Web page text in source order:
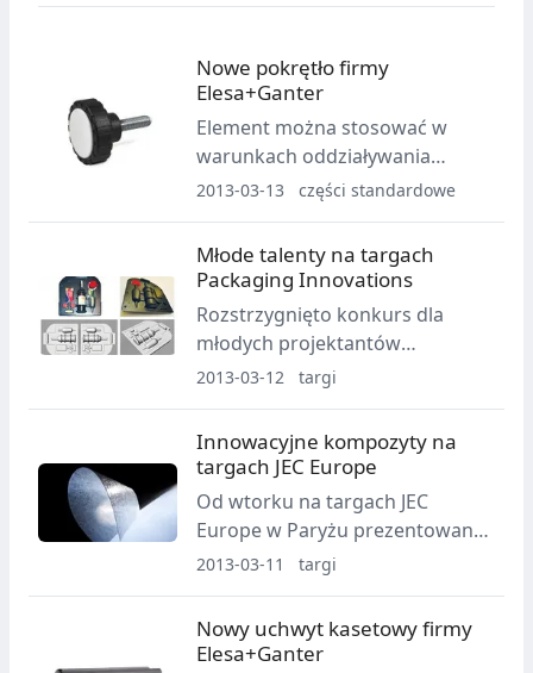
Nowe pokrętło firmy
Elesa+Ganter
Element można stosować w
warunkach oddziaływania
niekorzystnych czynników
chemicznych.
2013-03-13 części standardowe
Młode talenty na targach
Packaging Innovations
Rozstrzygnięto konkurs dla
młodych projektantów
opakowań. Ich prace zostaną
Packaging Innovations w
Warszawie.
2013-03-12 targi
Innowacyjne kompozyty na
targach JEC Europe
Od wtorku na targach JEC
Europe w Paryżu prezentowane
będą najnowsze osiągnięcia w
2013-03-11 targi
Nowy uchwyt kasetowy firmy
Elesa+Ganter